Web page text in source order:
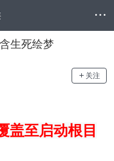
生死绘梦
关注
盖至启动根目